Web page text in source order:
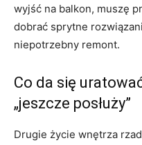
wyjść na balkon, muszę
dobrać sprytne
niepotrzebny remont.
Co da się
„jeszcze posłuży”
Drugie życie wnętrza